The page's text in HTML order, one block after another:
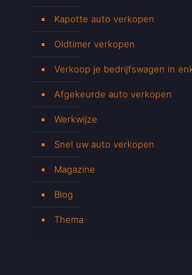
Kapotte auto verkopen
Oldtimer verkopen
Verkoop je bedrijfswagen in
Afgekeurde auto verkopen
Werkwijze
Snel uw auto verkopen
Magazine
Blog
Thema